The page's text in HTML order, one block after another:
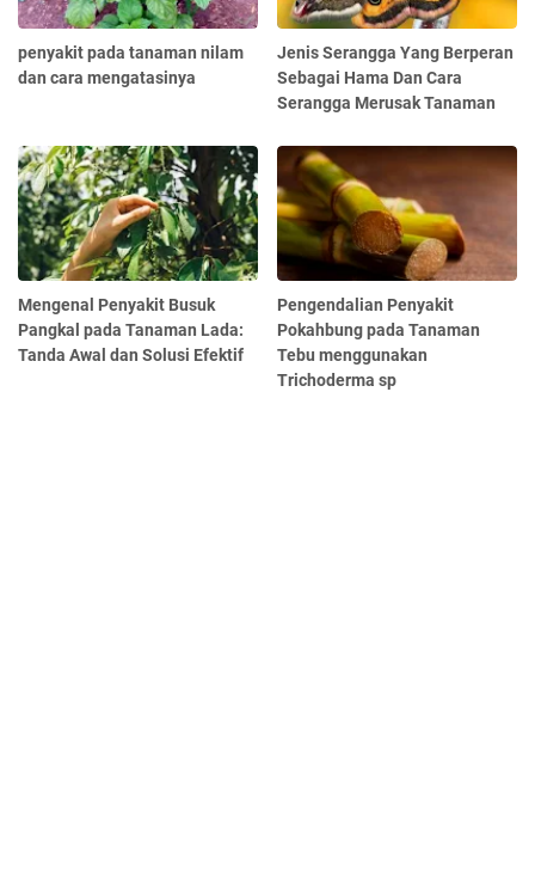
penyakit pada tanaman nilam
dan cara mengatasinya
Jenis Serangga Yang Berperan
Sebagai Hama Dan Cara
Serangga Merusak Tanaman
Mengenal Penyakit Busuk
Pangkal pada Tanaman Lada:
Tanda Awal dan Solusi Efektif
Pengendalian Penyakit
Pokahbung pada Tanaman
Tebu menggunakan
Trichoderma sp